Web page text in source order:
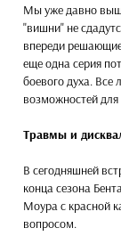
Мы уже давно
"вишни" не
впереди
еще одна серия
боевого духа.
возможностей
Травмы и
В сегодняшней
конца сезона
Моура с красной
вопросом.